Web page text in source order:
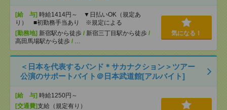
[給 与] 時給1414円～ ▼日払いOK（規定あ
り） ■初勤務手当あり ※規定による
[勤務地] 新宿駅から徒歩 / 新宿三丁目駅から徒歩 /
高田馬場駅から徒歩 / …
気になる！
＜日本を代表するバンド＊サカナクション＞ツアー
公演のサポートバイト＠日本武道館[アルバイト]
[給 与] 時給1250円～
[交通費]支給（規定有り）